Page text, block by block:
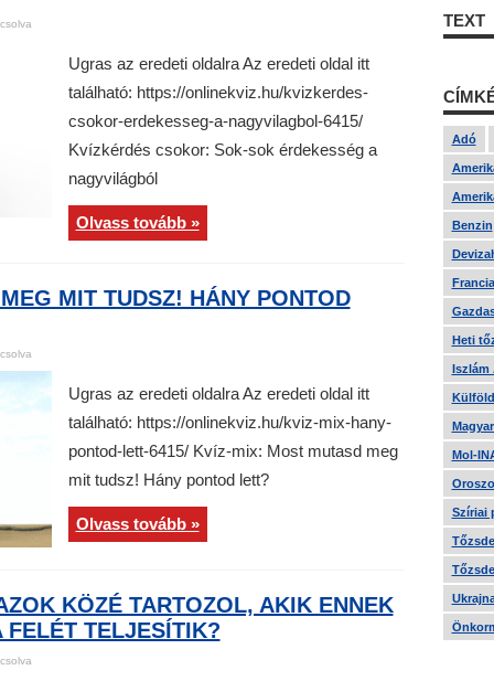
Ugras az eredeti oldalra Az eredeti oldal itt
található: https://onlinekviz.hu/kvizkerdes-
csokor-erdekesseg-a-nagyvilagbol-6415/
Kvízkérdés csokor: Sok-sok érdekesség a
nagyvilágból
Olvass tovább »
MIT TUDSZ! HÁNY PONTOD
Ugras az eredeti oldalra Az eredeti oldal itt
található: https://onlinekviz.hu/kviz-mix-hany-
pontod-lett-6415/ Kvíz-mix: Most mutasd meg
mit tudsz! Hány pontod lett?
Olvass tovább »
KÖZÉ TARTOZOL, AKIK ENNEK
FELÉT TELJESÍTIK?
TEXT
Adó
Benzin
Heti
Iszlám
Mol-
Szíriai